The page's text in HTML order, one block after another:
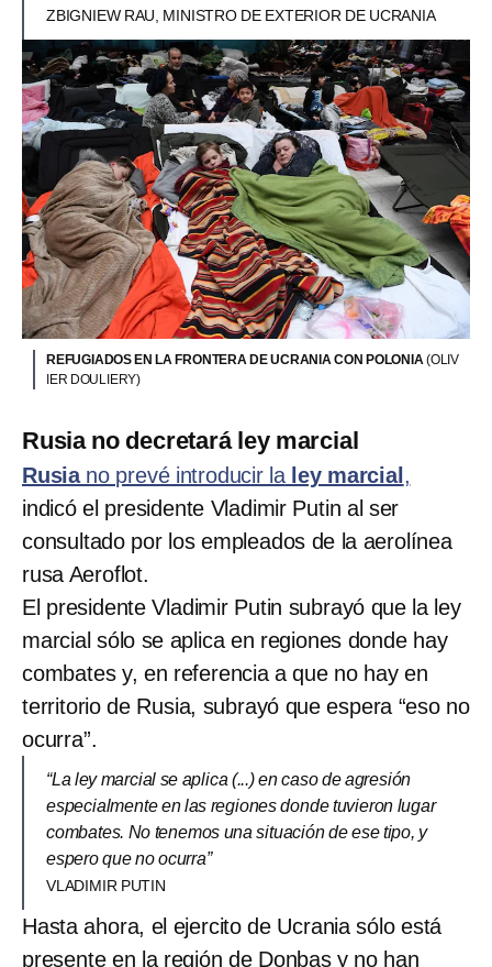
ZBIGNIEW RAU, MINISTRO DE EXTERIOR DE UCRANIA
REFUGIADOS EN LA FRONTERA DE UCRANIA CON POLONIA (OLIV
IER DOULIERY)
Rusia no decretará ley marcial
Rusiano prevé introducir laley marcial ,
indicó el presidente Vladimir Putin al ser
consultado por los empleados de la aerolínea
rusa Aeroflot.
El presidente Vladimir Putin subrayó que la ley
marcial sólo se aplica en regiones donde hay
combates y, en referencia a que no hay en
territorio de Rusia, subrayó que espera “eso no
ocurra”.
“La ley marcial se aplica (...) en caso de agresión
especialmente en las regiones donde tuvieron lugar
combates. No tenemos una situación de ese tipo, y
espero que no ocurra”
VLADIMIR PUTIN
Hasta ahora, el ejercito de Ucrania sólo está
presente en la región de Donbas y no han